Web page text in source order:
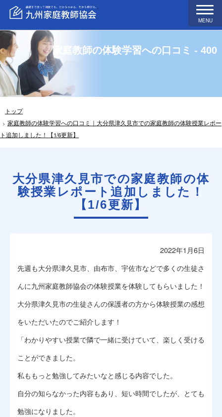
MENU
家庭教師の体験学習への口コミ - 400
トップ
家庭教師の体験学習への口コミ｜大分県津久見市での家庭教師の体験授業レポー
ト追加しました！【1/6更新】
大分県津久見市での家庭教師の体
験授業レポート追加しました！
【1/6更新】
2022年1月6日
先週も大分県津久見市、由布市、宇佐市などで多くの生徒さ
んに九州家庭教師協会の体験授業を体験してもらいました！
大分県津久見市の生徒さんの保護者の方から体験授業の感想
をいただいたのでご紹介します！
「わかりやすい授業で隣で一緒に受けていて、楽しく受ける
ことができました。
私ももっと勉強してみたいなと感じる内容でした。
自分の知らなかった内容もあり、短い時間でしたが、とても
勉強になりました。